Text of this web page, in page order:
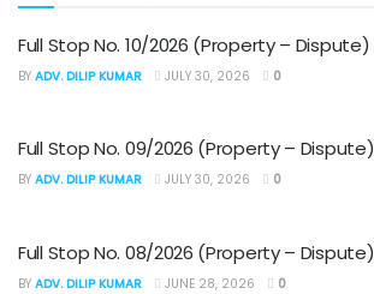
Full Stop No. 10/2026 (Property – Dispute)
BY ADV. DILIP KUMAR JULY 30, 2026 0
Full Stop No. 09/2026 (Property – Dispute)
BY ADV. DILIP KUMAR JULY 30, 2026 0
Full Stop No. 08/2026 (Property – Dispute)
BY ADV. DILIP KUMAR JUNE 28, 2026 0